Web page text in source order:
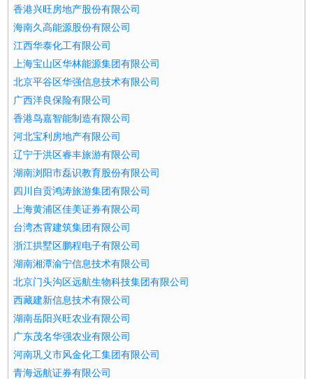
香港兴旺房地产股份有限公司
海南久高能源股份有限公司
江西华泰化工有限公司
上海宝山区华林能源集团有限公司
北京平谷区华强信息技术有限公司
广西洋良保险有限公司
香港鸟嘉智能制造有限公司
河北宝利房地产有限公司
辽宁于洪区睿丰旅游有限公司
湖南浏阳市磊识教育股份有限公司
四川自贡鸿涛旅游集团有限公司
上海黄浦区佳美证券有限公司
台湾杰霄建筑集团有限公司
浙江拱墅区鹏程电子有限公司
湖南湘潭渝宁信息技术有限公司
北京门头沟区远航生物科技集团有限公司
西藏建新信息技术有限公司
湖南岳阳兴旺农业有限公司
广东茂名华强农业有限公司
河南巩义市风金化工集团有限公司
青海远航证券有限公司